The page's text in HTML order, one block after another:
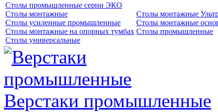
Столы промышленные серии ЭКО
Столы монтажные
Столы усиленные промышленные
Столы монтажные на опорных тумбах
Столы универсальные
Столы монтажные
Столы монтажные
Столы промышленные
Верстаки промышленные